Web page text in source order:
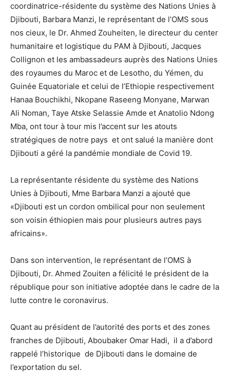
coordinatrice-résidente du système des Nations Unies à
Djibouti, Barbara Manzi, le représentant de l’OMS sous
nos cieux, le Dr. Ahmed Zouheiten, le directeur du center
humanitaire et logistique du PAM à Djibouti, Jacques
Collignon et les ambassadeurs auprès des Nations Unies
des royaumes du Maroc et de Lesotho, du Yémen, du
Guinée Equatoriale et celui de l’Ethiopie respectivement
Hanaa Bouchikhi, Nkopane Raseeng Monyane, Marwan
Ali Noman, Taye Atske Selassie Amde et Anatolio Ndong
Mba, ont tour à tour mis l’accent sur les atouts
stratégiques de notre pays et ont salué la manière dont
Djibouti a géré la pandémie mondiale de Covid 19.
La représentante résidente du système des Nations
Unies à Djibouti, Mme Barbara Manzi a ajouté que
«Djibouti est un cordon ombilical pour non seulement
son voisin éthiopien mais pour plusieurs autres pays
africains».
Dans son intervention, le représentant de l’OMS à
Djibouti, Dr. Ahmed Zouiten a félicité le président de la
république pour son initiative adoptée dans le cadre de la
lutte contre le coronavirus.
Quant au président de l’autorité des ports et des zones
franches de Djibouti, Aboubaker Omar Hadi, il a d’abord
rappelé l’historique de Djibouti dans le domaine de
l’exportation du sel.